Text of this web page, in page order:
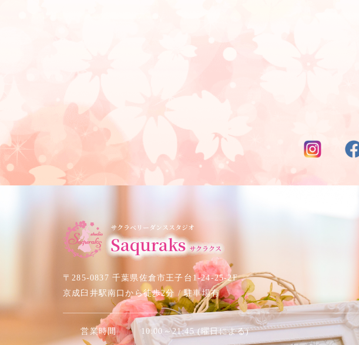
サクラベリーダンススタジオ
Saquraks サクラクス
〒285-0837 千葉県佐倉市王子台1-24-25-2F
京成臼井駅南口から徒歩2分 / 駐車場有
営業時間 10:00～21:45 (曜日による)